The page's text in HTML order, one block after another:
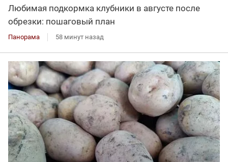
Любимая подкормка клубники в августе после
обрезки: пошаговый план
Панорама 58 минут назад